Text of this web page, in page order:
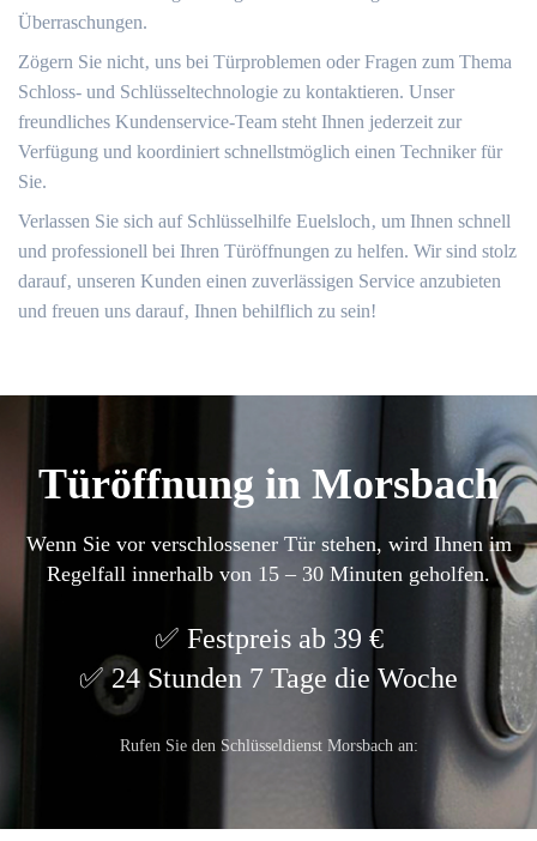
Überraschungen.
Zögern Sie nicht‚ uns bei Türproblemen oder Fragen zum Thema
Schloss- und Schlüsseltechnologie zu kontaktieren.​ Unser
freundliches Kundenservice-Team steht Ihnen jederzeit zur
Verfügung und koordiniert schnellstmöglich einen Techniker für
Sie.​
Verlassen Sie sich auf Schlüsselhilfe Euelsloch‚ um Ihnen schnell
und professionell bei Ihren Türöffnungen zu helfen.​ Wir sind stolz
darauf‚ unseren Kunden einen zuverlässigen Service anzubieten
und freuen uns darauf‚ Ihnen behilflich zu sein!
Türöffnung in Morsbach
Wenn Sie vor verschlossener Tür stehen, wird Ihnen im
Regelfall innerhalb von 15 – 30 Minuten geholfen.
Festpreis ab 39 €
24 Stunden 7 Tage die Woche
Rufen Sie den Schlüsseldienst Morsbach an: